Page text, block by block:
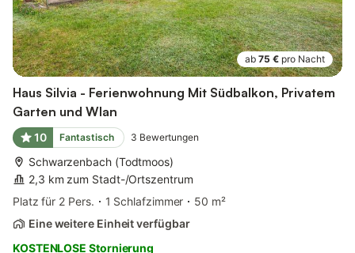
ab 75 € pro Nacht
Haus Silvia - Ferienwohnung Mit Südbalkon, Privatem
Garten und Wlan
10 Fantastisch 3 Bewertungen
Schwarzenbach (Todtmoos)
2,3 km zum Stadt-/Ortszentrum
Platz für 2 Pers.
1 Schlafzimmer
50 m²
Eine weitere Einheit verfügbar
KOSTENLOSE Stornierung